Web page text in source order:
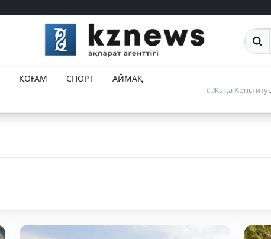
ҚОҒАМ СПОРТ
АЙМАҚ
# Жаңа